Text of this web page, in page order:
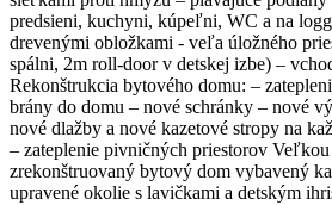
predsieni, kuchyni, kúpeľni, WC a na
drevenými obložkami - veľa úložného
spálni, 2m roll-door v detskej izbe) –
Rekonštrukcia bytového domu: –
brány do domu – nové schránky – nové
nové dlažby a nové kazetové stropy na
– zateplenie pivničných priestorov
zrekonštruovaný bytový dom vybavený
upravené okolie s lavičkami a detským